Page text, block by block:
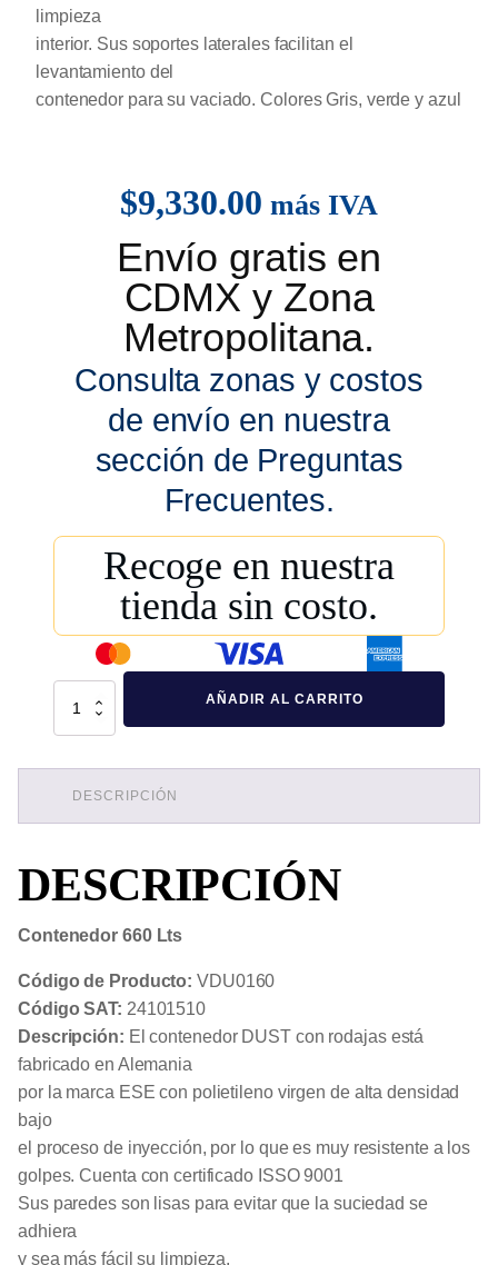
limpieza
interior. Sus soportes laterales facilitan el
levantamiento del
contenedor para su vaciado. Colores Gris, verde y azul
$9,330.00 más IVA
Envío gratis en
CDMX y Zona
Metropolitana.
Consulta zonas y costos
de envío en nuestra
sección de Preguntas
Frecuentes.
Recoge en nuestra
tienda sin costo.
660
AÑADIR AL CARRITO
DESCRIPCIÓN
DESCRIPCIÓN
Contenedor 660 Lts
Código de Producto: VDU0160
Código SAT: 24101510
Descripción: El contenedor DUST con rodajas está
fabricado en Alemania
por la marca ESE con polietileno virgen de alta densidad
bajo
el proceso de inyección, por lo que es muy resistente a los
golpes. Cuenta con certificado ISSO 9001
Sus paredes son lisas para evitar que la suciedad se
adhiera
y sea más fácil su limpieza.